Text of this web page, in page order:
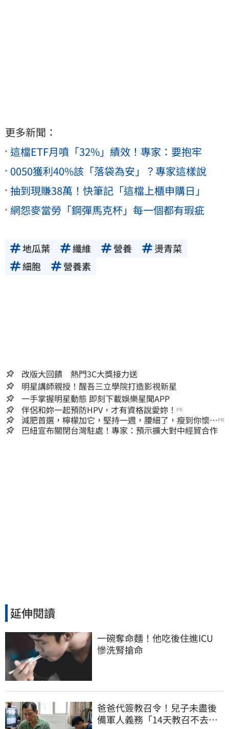
更多新聞：
這檔ETF月噴「32%」績效！專家：要抱牢
0050獲利40%該「落袋為安」？專家這樣說
抽到現賺38萬！快筆記「這檔上櫃申購日」
網怨麥當勞「鋼彈馬克杯」每一個都有瑕疵
地瓜葉 纖維 營養
燙青菜
細胞
營養素
改版大回饋 熱門3C大獎接力送
明星講師親授！醒吾三立學院打造影視新星
一手掌握明星動態 即刻下載娛樂星聞APP
伴侶和妳一起預防HPV，才有資格說愛妳！ PR
減肥首選，檸檬加它，堅持一週，腰細了，瘦到你懷疑
人生
PR
巴紐宣布關閉台灣駐處！專家：預示擴大對中經貿合作
延伸閱讀
一碗奪命麵！他吃後住進ICU
慘洗腎搶命
爸爸代簽教召令！兒子未盡後
備軍人義務「14天教召不去」